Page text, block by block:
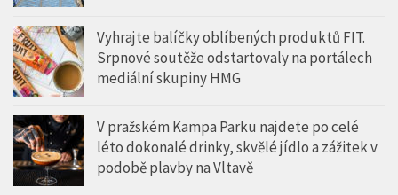
Vyhrajte balíčky oblíbených produktů FIT.
Srpnové soutěže odstartovaly na portálech
mediální skupiny HMG
V pražském Kampa Parku najdete po celé
léto dokonalé drinky, skvělé jídlo a zážitek v
podobě plavby na Vltavě